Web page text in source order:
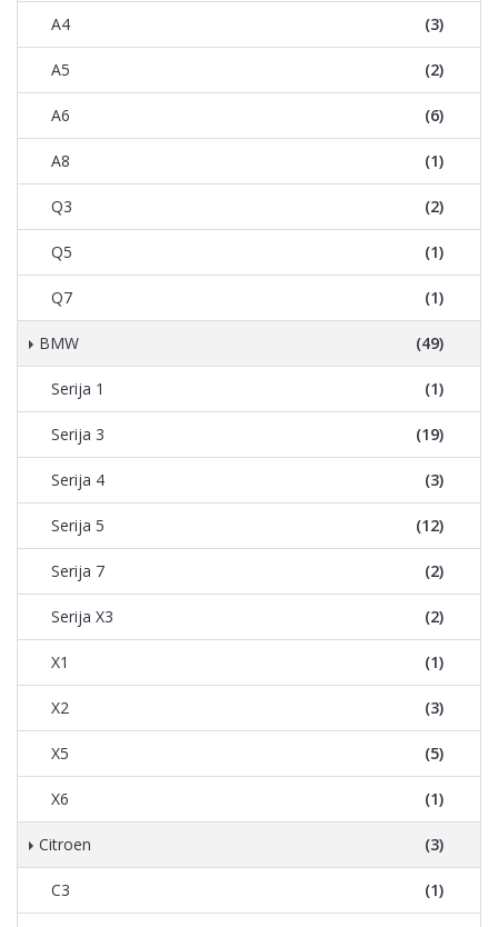
A4 (3)
A5 (2)
A6 (6)
A8 (1)
Q3 (2)
Q5 (1)
Q7 (1)
BMW (49)
Serija 1 (1)
Serija 3 (19)
Serija 4 (3)
Serija 5 (12)
Serija 7 (2)
Serija X3 (2)
X1 (1)
X2 (3)
X5 (5)
X6 (1)
Citroen (3)
C3 (1)